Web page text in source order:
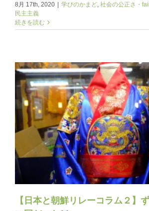
8月 17th, 2020 | 学びのかまど 社会の公正さ・
民主主義
続きを読む
【日本と朝鮮リレーコラム２】